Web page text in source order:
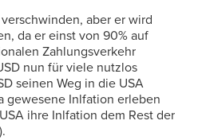
aber er wird
da er einst von 90% auf
Zahlungsverkehr
nun für viele nutzlos
seinen Weg in die USA
gewesene Inlfation erleben
ihre Inlfation dem Rest der